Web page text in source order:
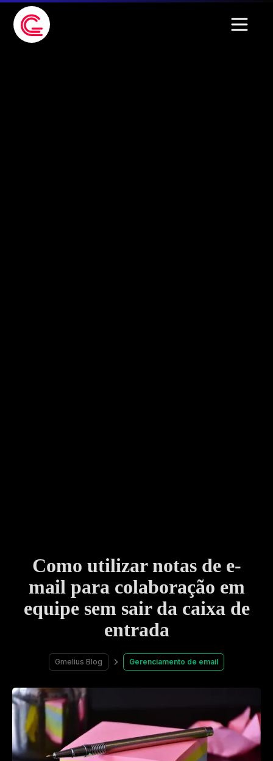
Como utilizar notas de e-
mail para colaboração em
equipe sem sair da caixa de
entrada
Gmelius Blog Gerenciamento de email